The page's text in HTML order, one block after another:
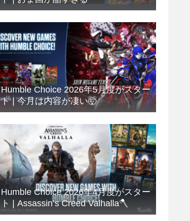
Humble Choice 2026年5月度がスター
ト | 今月は内容が凄い🤯
Humble Choice 2026年4月度がスター
ト | Assassin’s Creed Valhalla🪓